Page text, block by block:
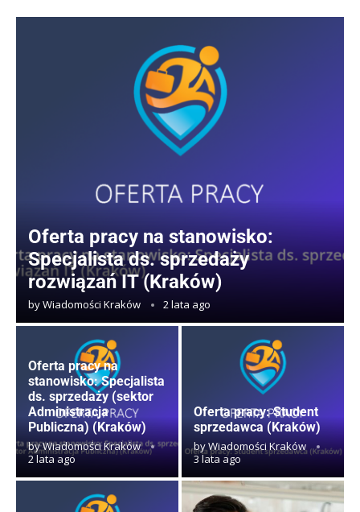
Oferta pracy na stanowisko:
Specjalista ds. sprzedaży
rozwiązań IT (Kraków)
byWiadomości Kraków 2 lata ago
Oferta pracy na
stanowisko: Specjalista
ds. sprzedaży (sektor
Administracja
Publiczna) (Kraków)
byWiadomości Kraków
2 lata ago
Oferta pracy: Student
sprzedawca (Kraków)
byWiadomości Kraków
3 lata ago